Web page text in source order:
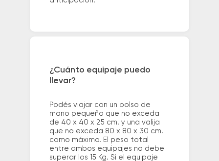
¿Cuánto equipaje puedo
llevar?
Podés viajar con un bolso de
mano pequeño que no exceda
de 40 x 40 x 25 cm. y una valija
que no exceda 80 x 80 x 30 cm.
como máximo. El peso total
entre ambos equipajes no debe
superar los 15 Kg. Si el equipaje